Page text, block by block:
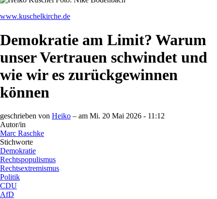
www.kuschelkirche.de
Demokratie am Limit? Warum
unser Vertrauen schwindet und
wie wir es zurückgewinnen
können
geschrieben von Heiko – am Mi. 20 Mai 2026 - 11:12
Autor/in
Marc Raschke
Stichworte
Demokratie
Rechtspopulismus
Rechtsextremismus
Politik
CDU
AfD